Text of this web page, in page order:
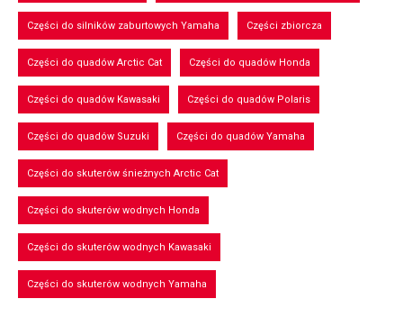
Części do silników zaburtowych Yamaha Części zbiorcza
Części do quadów Arctic Cat Części do quadów Honda
Części do quadów Kawasaki Części do quadów Polaris
Części do quadów Suzuki Części do quadów Yamaha
Części do skuterów śnieżnych Arctic Cat
Części do skuterów wodnych Honda
Części do skuterów wodnych Kawasaki
Części do skuterów wodnych Yamaha